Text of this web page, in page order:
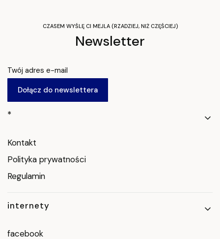
CZASEM WYŚLĘ CI MEJLA (RZADZIEJ, NIŻ CZĘŚCIEJ)
Newsletter
Twój adres e-mail
Dołącz do newslettera
Linki w stopce
*
Kontakt
Polityka prywatności
Regulamin
internety
facebook